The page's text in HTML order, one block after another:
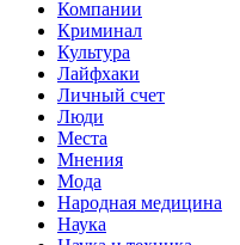
Компании
Криминал
Культура
Лайфхаки
Личный счет
Люди
Места
Мнения
Мода
Народная медицина
Наука